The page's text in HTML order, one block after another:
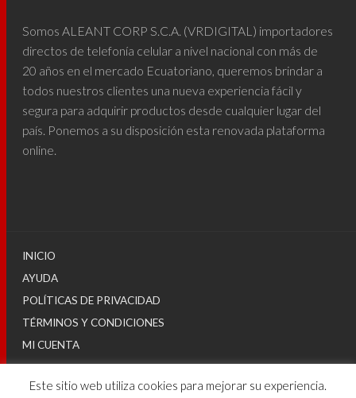
Somos ALEANT CORP S.C.A. (VRDIGITAL) importadores
directos de telefonía celular a nivel nacional con más de
20 años en el mercado Ecuatoriano, queremos brindar a
todos nuestros clientes una nueva experiencia fácil y
segura para adquirir productos desde cualquier lugar del
país. Ponemos a su disposición esta renovada plataforma
online.
INICIO
AYUDA
POLÍTICAS DE PRIVACIDAD
TÉRMINOS Y CONDICIONES
MI CUENTA
Este sitio web utiliza cookies para mejorar su experiencia.